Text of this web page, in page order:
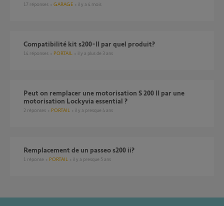
17 réponses GARAGE il y a 4 mois
Compatibilité kit s200-II par quel produit?
14 réponses PORTAIL il y a plus de 3 ans
Peut on remplacer une motorisation S 200 II par une
motorisation Lockyvia essential ?
2 réponses PORTAIL il y a presque 4 ans
Remplacement de un passeo s200 ii?
1 réponse PORTAIL il y a presque 5 ans